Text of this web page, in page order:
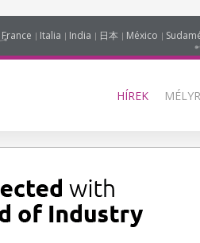
France Italia India 日本 México
HÍREK